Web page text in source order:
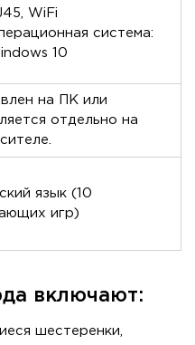
WiFi
система:
10
на ПК или
отдельно на
язык (10
игр)
включают:
шестеренки,